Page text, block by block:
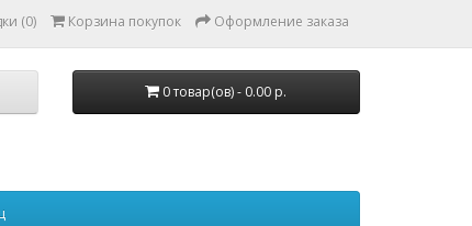
(0) Корзина покупок Оформление заказа
0 товар(ов) - 0.00 р.